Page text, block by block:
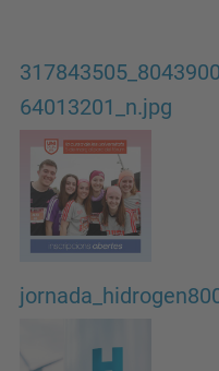
64013201_n.jpg